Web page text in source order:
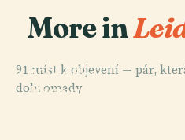
More in
91 míst k objevení — pár,
dohromady.
Národní
Muzeum
PLACE